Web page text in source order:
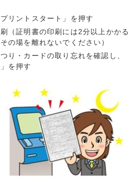
リントスタート」を押す
（証明書の印刷には2分以上かかる
の場を離れないでください）
り・カードの取り忘れを確認し、
を押す